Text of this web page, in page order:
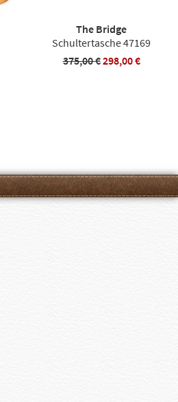
The Bridge
Schultertasche 47169
375,00 €298,00 €